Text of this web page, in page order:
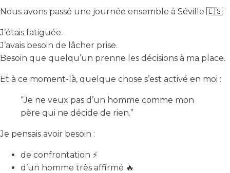
Nous avons passé une journée ensemble à Séville 🇪🇸
J’étais fatiguée.
J’avais besoin de lâcher prise.
Besoin que quelqu’un prenne les décisions à ma place.
Et à ce moment-là, quelque chose s’est activé en moi :
“Je ne veux pas d’un homme comme mon
père qui ne décide de rien.”
Je pensais avoir besoin :
de confrontation ⚡
d’un homme très affirmé 🔥